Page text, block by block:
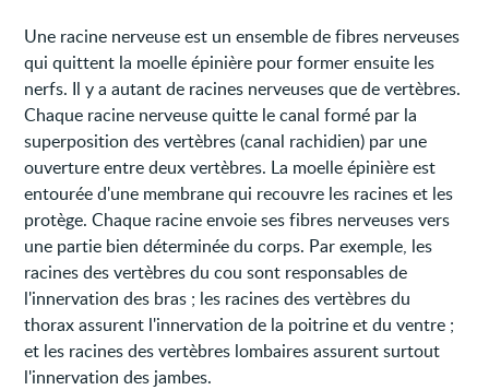
Une racine nerveuse est un ensemble de fibres nerveuses
qui quittent la moelle épinière pour former ensuite les
nerfs. Il y a autant de racines nerveuses que de vertèbres.
Chaque racine nerveuse quitte le canal formé par la
superposition des vertèbres (canal rachidien) par une
ouverture entre deux vertèbres. La moelle épinière est
entourée d'une membrane qui recouvre les racines et les
protège. Chaque racine envoie ses fibres nerveuses vers
une partie bien déterminée du corps. Par exemple, les
racines des vertèbres du cou sont responsables de
l'innervation des bras ; les racines des vertèbres du
thorax assurent l'innervation de la poitrine et du ventre ;
et les racines des vertèbres lombaires assurent surtout
l'innervation des jambes.